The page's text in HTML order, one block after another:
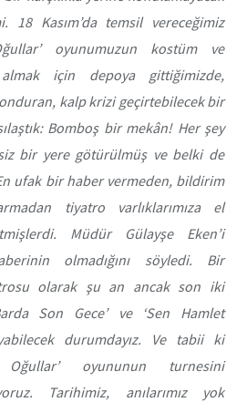
18 Kasım’da temsil vereceğimiz
oyunumuzun kostüm ve
almak için depoya gittiğimizde,
kalp krizi geçirtebilecek bir
Bomboş bir mekân! Her şey
bir yere götürülmüş ve belki de
ufak bir haber vermeden, bildirim
tiyatro varlıklarımıza el
Müdür Gülayşe Eken’i
olmadığını söyledi. Bir
olarak şu an ancak son iki
Son Gece’ ve ‘Sen Hamlet
durumdayız. Ve tabii ki
oyununun turnesini
Tarihimiz, anılarımız yok